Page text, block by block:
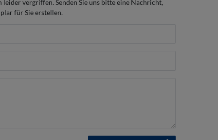
vergriffen. Senden Sie uns bitte eine Nachricht,
für Sie erstellen.